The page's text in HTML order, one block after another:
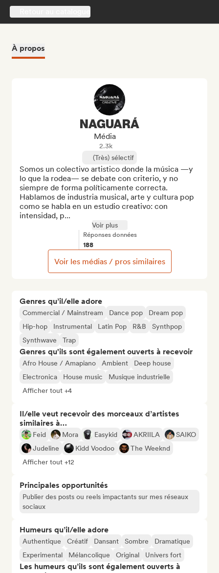
À propos
Genres qu’il/elle adore
Commercial / Mainstream Dance pop
Dream pop
Hip-hop
Instrumental Latin Pop R&B
Synthpop
Synthwave
Trap
Genres qu'ils sont également ouverts à recevoir
Afro House / Amapiano Ambient
Deep house
Electronica
House music
Musique industrielle
Afficher tout +4
Il/elle veut recevoir des morceaux d’artistes
similaires à…
Feid Mora Easykid AKRIILA
SAIKO
Judeline
Kidd Voodoo
The Weeknd
Afficher tout +12
Principales opportunités
Publier des posts ou reels impactants sur mes réseaux
sociaux
Humeurs qu’il/elle adore
Authentique Créatif Dansant Sombre
Dramatique
Experimental
Mélancolique Original Univers fort
Les humeurs qu’ils sont également ouverts à
NAGUARÁ
Média
2.3k
(Très) sélectif
Somos un colectivo artistico donde la música —y
lo que la rodea— se debate con criterio, y no
siempre de forma políticamente correcta.
Hablamos de industria musical, arte y cultura pop
como se habla en un estudio creativo: con
intensidad, p...
Voir plus
Réponses données
188
Voir les médias / pros similaires